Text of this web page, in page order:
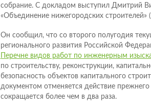
собрание. С докладом выступил Дмитрий
«Объединение нижегородских строителей»
Он сообщил, что со второго полугодия
регионального развития Российской
Перечне видов работ по инженерным
по строительству, реконструкции,
безопасность объектов капитального
документом отменяется действие
сокращается более чем в два раза.